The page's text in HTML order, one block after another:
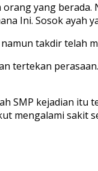
yang
Ini. Sosok ayah
takdir telah
tertekan
SMP kejadian
mengalami sakit